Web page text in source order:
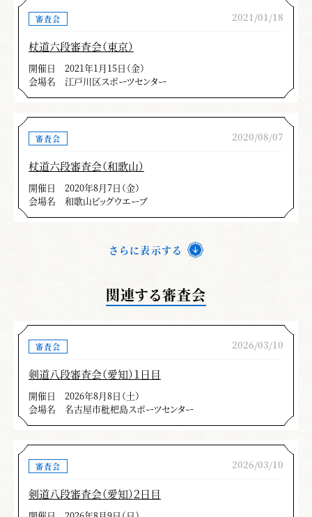
審査会 2021/01/18
杖道六段審査会（東京）
開催日
2021年1月15日（金）
会場名
江戸川区スポーツセンター
審査会 2020/08/07
杖道六段審査会（和歌山）
開催日
2020年8月7日（金）
会場名
和歌山ビッグウエーブ
さらに表示する
関連する審査会
審査会 2026/03/10
剣道八段審査会（愛知）１日目
開催日
2026年8月8日（土）
会場名
名古屋市枇杷島スポーツセンター
審査会 2026/03/10
剣道八段審査会（愛知）２日目